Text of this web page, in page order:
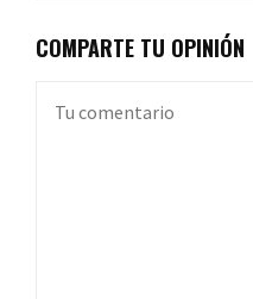
COMPARTE TU OPINIÓN